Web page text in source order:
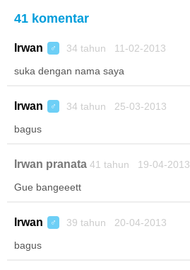
41 komentar
Irwan ♂ 34 tahun 11-02-2013
suka dengan nama saya
Irwan ♂ 34 tahun 25-03-2013
bagus
Irwan pranata 41 tahun 19-04-2013
Gue bangeeett
Irwan ♂ 39 tahun 20-04-2013
bagus